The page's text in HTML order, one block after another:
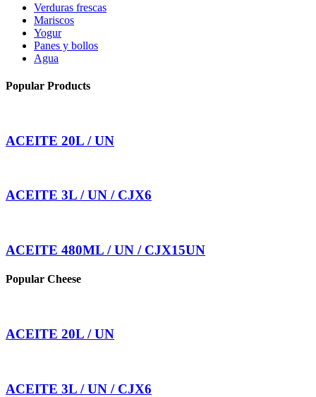
Verduras frescas
Mariscos
Yogur
Panes y bollos
Agua
Popular Products
ACEITE 20L / UN
ACEITE 3L / UN / CJX6
ACEITE 480ML / UN / CJX15UN
Popular Cheese
ACEITE 20L / UN
ACEITE 3L / UN / CJX6